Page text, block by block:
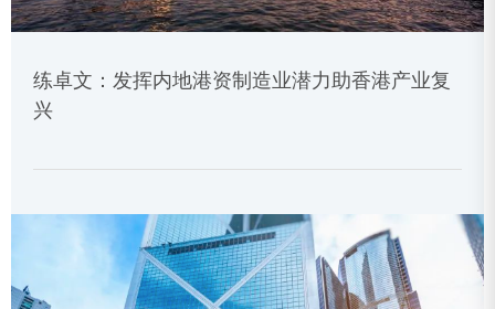
练卓文：发挥内地港资制造业潜力助香港产业复
兴